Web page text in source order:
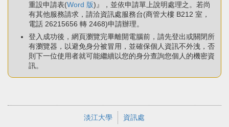
重設申請表(Word 版)』，並依申請單上說明處理之。若尚
有其他服務請求，請洽資訊處服務台(商管大樓 B212 室，
電話 26215656 轉 2468)申請辦理。
登入成功後，網頁瀏覽完畢離開電腦前，請先登出或關閉所
有瀏覽器，以避免身分被冒用，並確保個人資訊不外洩，否
則下一位使用者就可能繼續以您的身分查詢您個人的機密資
訊。
淡江大學 資訊處